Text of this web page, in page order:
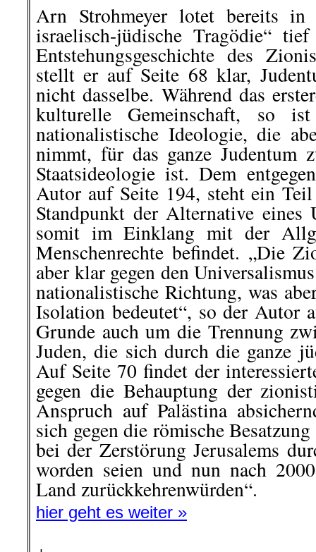
Arn Strohmeyer lotet bereits in
israelisch-jüdische Tragödie“
Entstehungsgeschichte des
stellt er auf Seite 68 klar,
nicht dasselbe. Während das
kulturelle Gemeinschaft, so
nationalistische Ideologie, die
nimmt, für das ganze Judentum
Staatsideologie ist. Dem
Autor auf Seite 194, steht ein
Standpunkt der Alternative eines
somit im Einklang mit der
Menschenrechte befindet. „Die
aber klar gegen den
nationalistische Richtung, was
Isolation bedeutet“, so der Autor
Grunde auch um die Trennung
Juden, die sich durch die ganze
Auf Seite 70 findet der
gegen die Behauptung der
Anspruch auf Palästina
sich gegen die römische
bei der Zerstörung Jerusalems
worden seien und nun nach
Land zurückkehrenwürden“.
hier geht es weiter »